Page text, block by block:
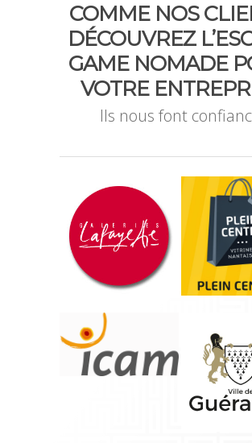
COMME NOS
DÉCOUVREZ
GAME NOMADE
VOTRE
Ils nous font